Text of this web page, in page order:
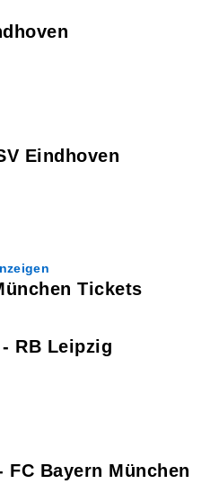
Eindhoven
Tickets
RB Leipzig
Bayern München